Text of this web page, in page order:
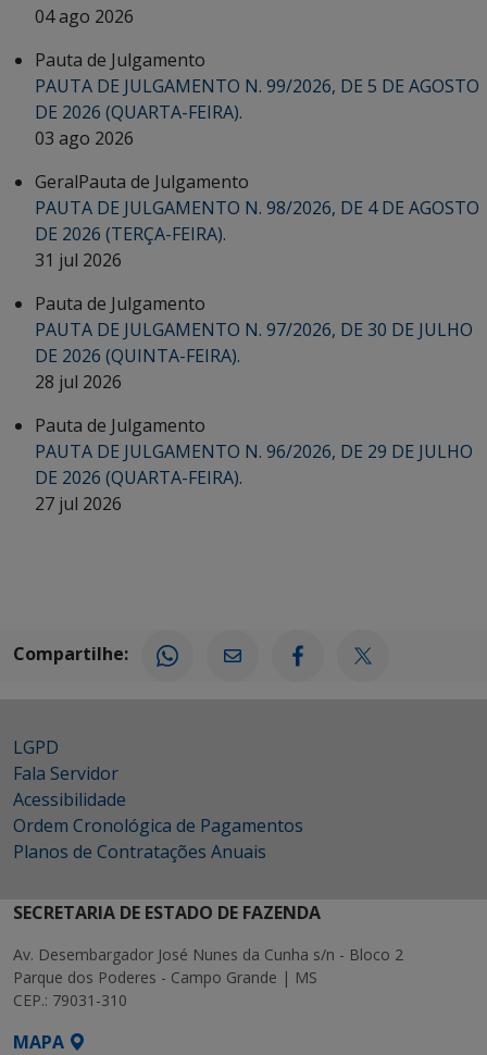
04 ago 2026
Pauta de Julgamento
PAUTA DE JULGAMENTO N. 99/2026, DE 5 DE AGOSTO
DE 2026 (QUARTA-FEIRA).
03 ago 2026
GeralPauta de Julgamento
PAUTA DE JULGAMENTO N. 98/2026, DE 4 DE AGOSTO
DE 2026 (TERÇA-FEIRA).
31 jul 2026
Pauta de Julgamento
PAUTA DE JULGAMENTO N. 97/2026, DE 30 DE JULHO
DE 2026 (QUINTA-FEIRA).
28 jul 2026
Pauta de Julgamento
PAUTA DE JULGAMENTO N. 96/2026, DE 29 DE JULHO
DE 2026 (QUARTA-FEIRA).
27 jul 2026
Compartilhe:
LGPD
Fala Servidor
Acessibilidade
Ordem Cronológica de Pagamentos
Planos de Contratações Anuais
SECRETARIA DE ESTADO DE FAZENDA
Av. Desembargador José Nunes da Cunha s/n - Bloco 2
Parque dos Poderes - Campo Grande | MS
CEP.: 79031-310
MAPA